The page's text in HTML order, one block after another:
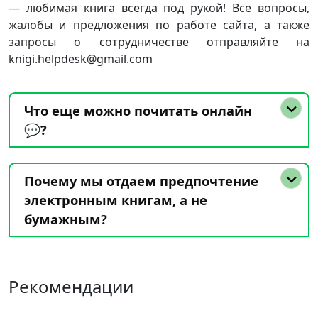
— любимая книга всегда под рукой! Все вопросы,
жалобы и предложения по работе сайта, а также
запросы о сотрудничестве отправляйте на
knigi.helpdesk@gmail.com
Что еще можно почитать онлайн
💬?
Почему мы отдаем предпочтение
электронным книгам, а не
бумажным?
Рекомендации